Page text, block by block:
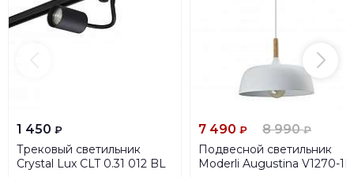
1 450 ₽
Трековый светильник
Crystal Lux CLT 0.31 012 BL
7 490 ₽ 8 990₽
Подвесной светильник
Moderli Augustina V1270-1P